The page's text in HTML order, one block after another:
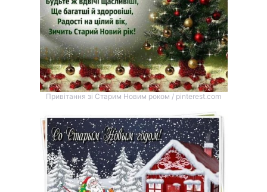
Привітання зі Старим Новим роком / pinterest.com